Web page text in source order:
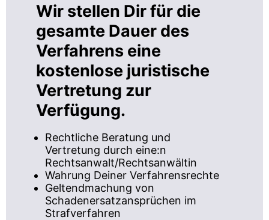
Wir stellen Dir für die
gesamte Dauer des
Verfahrens eine
kostenlose juristische
Vertretung zur
Verfügung.
Rechtliche Beratung und
Vertretung durch eine:n
Rechtsanwalt/Rechtsanwältin
Wahrung Deiner Verfahrensrechte
Geltendmachung von
Schadenersatzansprüchen im
Strafverfahren